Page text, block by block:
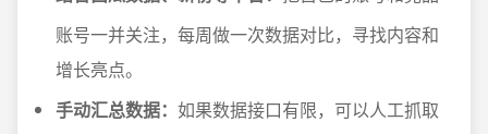
账号一并关注，每周做一次数据对比，寻找内容和
增长亮点。
手动汇总数据： 如果数据接口有限，可以人工抓取